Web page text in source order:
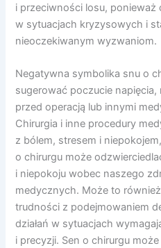
i przeciwności losu, ponieważ
w sytuacjach kryzysowych i
nieoczekiwanym wyzwaniom.
Negatywna symbolika snu o
sugerować poczucie napięcia,
przed operacją lub innymi
Chirurgia i inne procedury
z bólem, stresem i
o chirurgu może
i niepokoju wobec naszego
medycznych. Może to
trudności z podejmowaniem
działań w sytuacjach
i precyzji. Sen o chirurgu